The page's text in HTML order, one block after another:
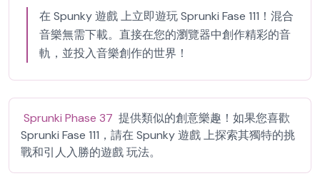
在 Spunky 遊戲 上立即遊玩 Sprunki Fase 111！混合
音樂無需下載。直接在您的瀏覽器中創作精彩的音
軌，並投入音樂創作的世界！
Sprunki Phase 37 提供類似的創意樂趣！如果您喜歡
Sprunki Fase 111，請在 Spunky 遊戲 上探索其獨特的挑
戰和引人入勝的遊戲 玩法。